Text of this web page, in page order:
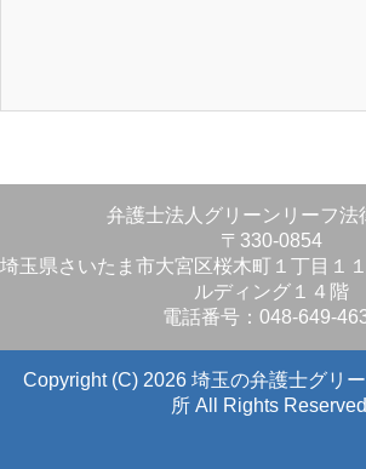
弁護士法人グリーンリーフ法
〒330-0854
埼玉県さいたま市大宮区桜木町１丁目１
ルディング１４階
電話番号：048-649-
Copyright (C) 2026 埼玉の弁護士グリ
所 All Rights